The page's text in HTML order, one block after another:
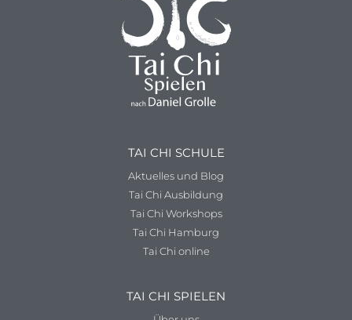
TAI CHI SCHULE
Aktuelles und Blog
Tai Chi Ausbildung
Tai Chi Workshops
Tai Chi Hamburg
Tai Chi online
TAI CHI SPIELEN